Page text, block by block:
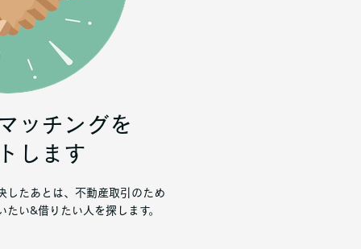
ッチングを
します
したあとは、不動産取引のため
い&借りたい人を探します。